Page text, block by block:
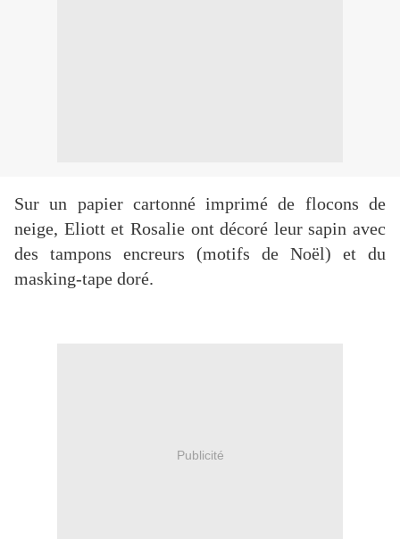
Sur un papier cartonné imprimé de flocons de
neige, Eliott et Rosalie ont décoré leur sapin avec
des tampons encreurs (motifs de Noël) et du
masking-tape doré.
Publicité